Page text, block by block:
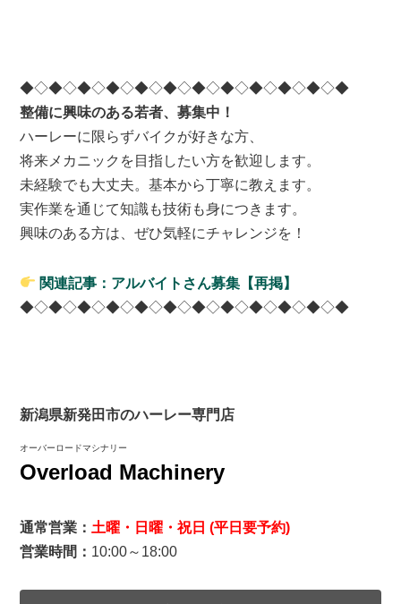
◆◇◆◇◆◇◆◇◆◇◆◇◆◇◆◇◆◇◆◇◆◇◆
整備に興味のある若者、募集中！
ハーレーに限らずバイクが好きな方、
将来メカニックを目指したい方を歓迎します。
未経験でも大丈夫。基本から丁寧に教えます。
実作業を通じて知識も技術も身につきます。
興味のある方は、ぜひ気軽にチャレンジを！
関連記事：アルバイトさん募集【再掲】
◆◇◆◇◆◇◆◇◆◇◆◇◆◇◆◇◆◇◆◇◆◇◆
新潟県新発田市のハーレー専門店
オーバーロードマシナリー
Overload Machinery
通常営業： 土曜・日曜・祝日 (平日要予約)
営業時間： 10:00～18:00